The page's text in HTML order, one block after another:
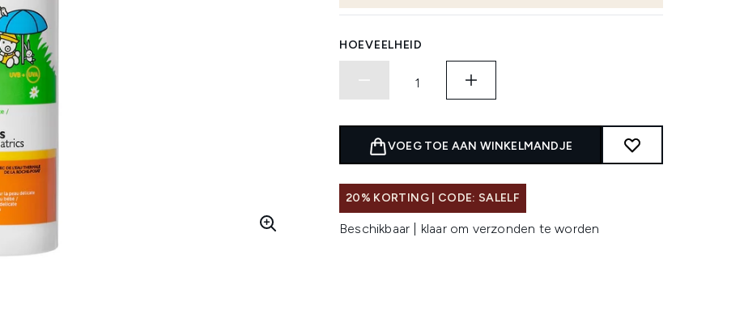
HOEVEELHEID
VOEG TOE AAN WINKELMANDJE
20% KORTING | CODE: SALELF
Beschikbaar | klaar om verzonden te worden